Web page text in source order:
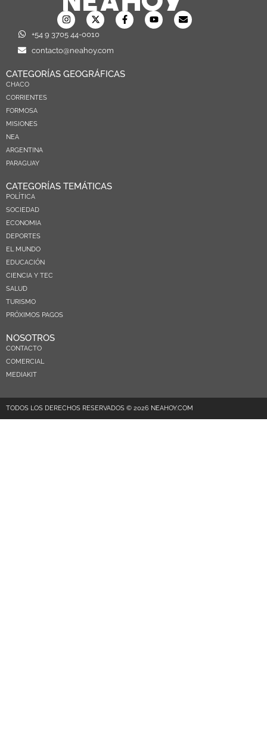
+54 9 3705 44-0010
contacto@neahoy.com
CATEGORÍAS GEOGRÁFICAS
CHACO
CORRIENTES
FORMOSA
MISIONES
NEA
ARGENTINA
PARAGUAY
CATEGORÍAS TEMÁTICAS
POLÍTICA
SOCIEDAD
ECONOMIA
DEPORTES
EL MUNDO
EDUCACIÓN
CIENCIA Y TEC
SALUD
TURISMO
PRÓXIMOS PAGOS
NOSOTROS
CONTACTO
COMERCIAL
MEDIAKIT
TODOS LOS DERECHOS RESERVADOS © 2026 NEAHOY.COM